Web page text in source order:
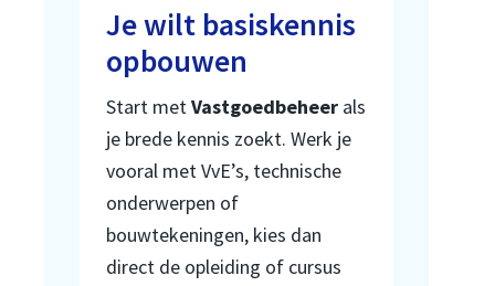
Je wilt basiskennis
opbouwen
Start metVastgoedbeheerals
je brede kennis zoekt. Werk je
vooral met VvE’s, technische
onderwerpen of
bouwtekeningen, kies dan
direct de opleiding of cursus